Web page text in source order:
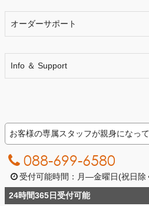
オーダーサポート
Info ＆ Support
お客様の専属スタッフが親身になっ
088-699-6580
受付可能時間：月―金曜日(祝日
24時間365日受付可能